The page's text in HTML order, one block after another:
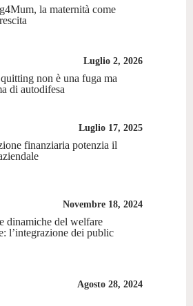
la maternità come
Luglio 2, 2026
non è una fuga ma
di autodifesa
Luglio 17, 2025
finanziaria potenzia il
Novembre 18, 2024
dinamiche del welfare
l’integrazione dei public
Agosto 28, 2024